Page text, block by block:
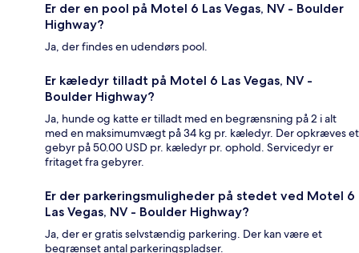
Er der en pool på Motel 6 Las Vegas, NV - Boulder
Highway?
Ja, der findes en udendørs pool.
Er kæledyr tilladt på Motel 6 Las Vegas, NV -
Boulder Highway?
Ja, hunde og katte er tilladt med en begrænsning på 2 i alt
med en maksimumvægt på 34 kg pr. kæledyr. Der opkræves et
gebyr på 50.00 USD pr. kæledyr pr. ophold. Servicedyr er
fritaget fra gebyrer.
Er der parkeringsmuligheder på stedet ved Motel 6
Las Vegas, NV - Boulder Highway?
Ja, der er gratis selvstændig parkering. Der kan være et
begrænset antal parkeringspladser.